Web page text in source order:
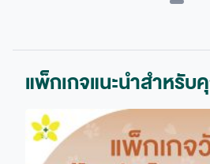
แพ็กเกจแนะนำสำหรั